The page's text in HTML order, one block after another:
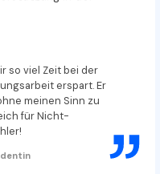
so viel Zeit bei der
erspart. Er
meinen Sinn zu
für Nicht-